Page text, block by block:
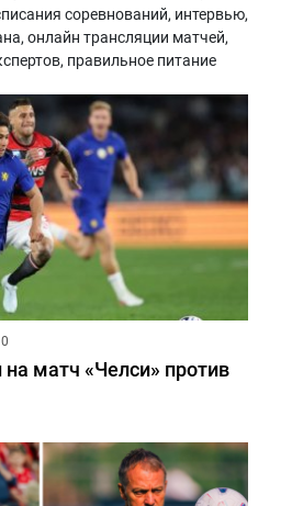
соревнований, интервью,
онлайн трансляции матчей,
правильное питание
матч «Челси» против